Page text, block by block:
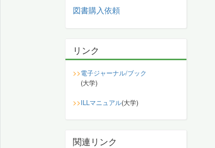
図書購入依頼
リンク
>>電子ジャーナル/ブック
(大学)
>>ILLマニュアル(大学)
関連リンク